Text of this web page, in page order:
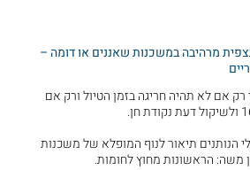
מרהיבה במשכנות שאננים או דומה –
אם לא תהיה חריגה בזמן הטיול ורק אם
הנותנים תיאור לנוף המופלא של משכנות
משה: הראשונות מחוץ לחומות.